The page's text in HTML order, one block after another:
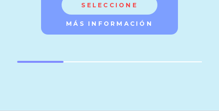
SELECCIONE
MÁS INFORMACIÓN